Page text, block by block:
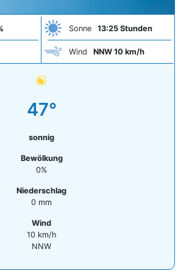
Sonne 13:25 Stunden
Wind NNW 10 km/h
47°
sonnig
Bewölkung
0%
Niederschlag
0 mm
Wind
10 km/h
NNW